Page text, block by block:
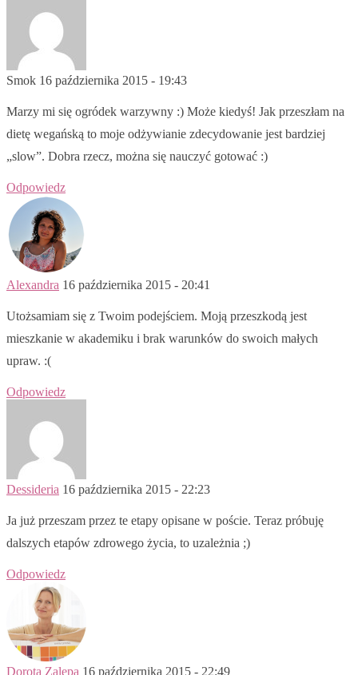
Smok 16 października 2015 - 19:43
Marzy mi się ogródek warzywny :) Może kiedyś! Jak przeszłam na
dietę wegańską to moje odżywianie zdecydowanie jest bardziej
„slow”. Dobra rzecz, można się nauczyć gotować :)
Odpowiedz
Alexandra 16 października 2015 - 20:41
Utożsamiam się z Twoim podejściem. Moją przeszkodą jest
mieszkanie w akademiku i brak warunków do swoich małych
upraw. :(
Odpowiedz
Dessideria 16 października 2015 - 22:23
Ja już przeszam przez te etapy opisane w poście. Teraz próbuję
dalszych etapów zdrowego życia, to uzależnia ;)
Odpowiedz
Dorota Zalepa 16 października 2015 - 22:49